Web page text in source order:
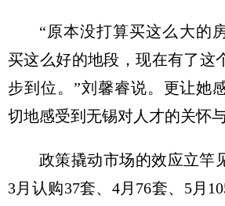
“原本没打算买这么大的
买这么好的地段，现在有了这
步到位。”刘馨睿说。更让她
切地感受到无锡对人才的关怀与
政策撬动市场的效应立竿
3月认购37套、4月76套、5月